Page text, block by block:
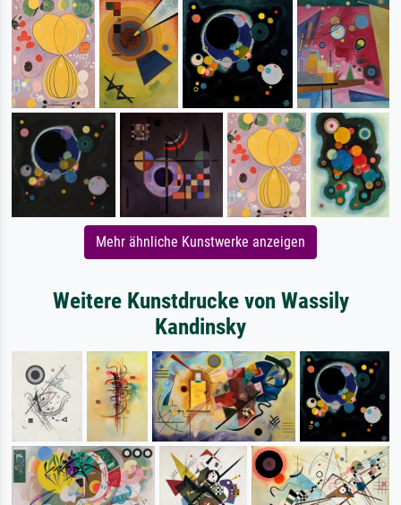
Mehr ähnliche Kunstwerke anzeigen
Weitere Kunstdrucke von Wassily
Kandinsky